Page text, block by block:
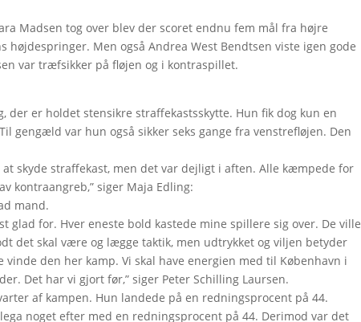
Madsen tog over blev der scoret endnu fem mål fra højre
højdespringer. Men også Andrea West Bendtsen viste igen gode
var træfsikker på fløjen og i kontraspillet.
der er holdet stensikre straffekastsskytte. Hun fik dog kun en
gengæld var hun også sikker seks gange fra venstrefløjen. Den
skyde straffekast, men det var dejligt i aften. Alle kæmpede for
kontraangreb,” siger Maja Edling:
mand.
glad for. Hver eneste bold kastede mine spillere sig over. De ville
det skal være og lægge taktik, men udtrykket og viljen betyder
den her kamp. Vi skal have energien med til København i
Det har vi gjort før,” siger Peter Schilling Laursen.
af kampen. Hun landede på en redningsprocent på 44.
noget efter med en redningsprocent på 44. Derimod var det